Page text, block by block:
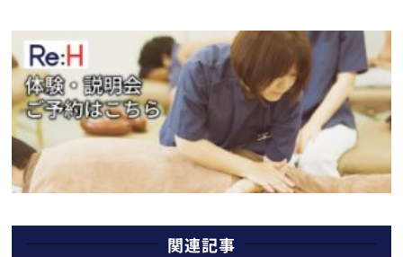
関連記事